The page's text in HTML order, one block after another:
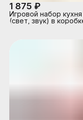
1 875 ₽
Игровой набор
(свет, звук) в